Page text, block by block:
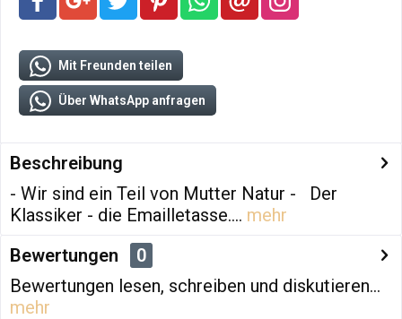
Mit Freunden teilen
Über WhatsApp anfragen
Beschreibung
- Wir sind ein Teil von Mutter Natur - Der
Klassiker - die Emailletasse.... mehr
Bewertungen
0
Bewertungen lesen, schreiben und diskutieren...
mehr